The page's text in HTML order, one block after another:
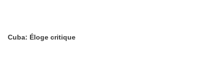
Cuba: Éloge critique